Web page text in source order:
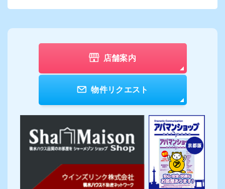
店舗案内
物件リクエスト